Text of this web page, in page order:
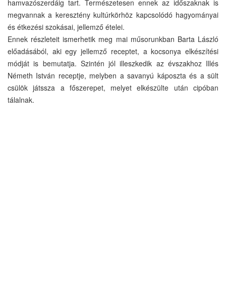
hamvazószerdáig tart. Természetesen ennek az időszaknak is
megvannak a keresztény kultúrkörhöz kapcsolódó hagyományai
és étkezési szokásai, jellemző ételei.
Ennek részleteit ismerhetik meg mai műsorunkban Barta László
előadásából, aki egy jellemző receptet, a kocsonya elkészítési
módját is bemutatja. Szintén jól illeszkedik az évszakhoz Illés
Németh István receptje, melyben a savanyú káposzta és a sült
csülök játssza a főszerepet, melyet elkészülte után cipóban
tálalnak.